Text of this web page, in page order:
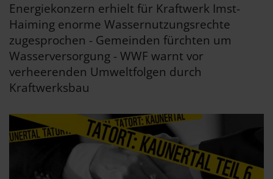
Energiekonzern erhielt für Kraftwerk Imst-
Haiming enorme Wassernutzungsrechte
zugesprochen - Gemeinden fürchten um
Wasserversorgung - WWF warnt vor
verheerenden Umweltfolgen durch
Kraftwerksbau